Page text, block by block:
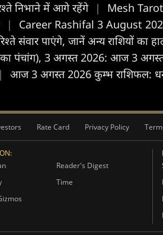
निभाने में आगे रहेंगे | Mesh
| Career Rashifal 3 August 2026
संवार पाएंगे, जानें अन्य राशियों का
पंचांग), 3 अगस्त 2026: आज 3 अगस्त
| आज 3 अगस्त 2026 कुम्भ राशिफल:
Rate Card Privacy Policy
Reader's Digest
Time